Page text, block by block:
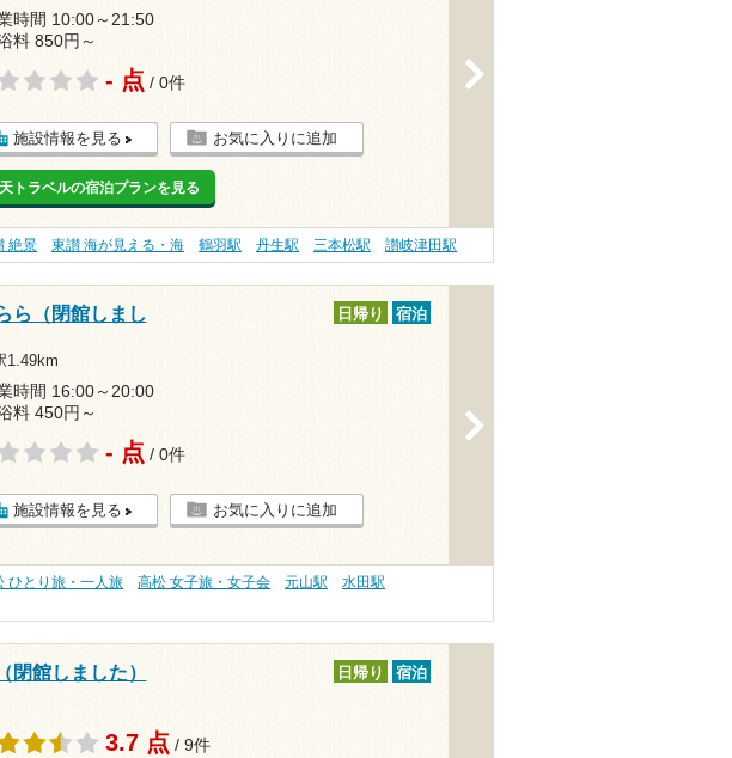
時間 10:00～21:50
料 850円～
- 点 / 0件
施設情報を見る お気に入りに追加
トラベルの宿泊プランを見る
絶景 東讃 海が見える・海 鶴羽駅 丹生駅 三本松駅 讃岐津田駅
ら（閉館しまし
1.49km
日帰り 宿泊
時間 16:00～20:00
料 450円～
- 点 / 0件
施設情報を見る お気に入りに追加
ひとり旅・一人旅 高松 女子旅・女子会 元山駅
水田駅
館しました） 日帰り 宿泊
3.7 点 / 9件